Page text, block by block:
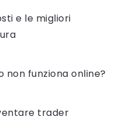
e le migliori
funziona online?
trader